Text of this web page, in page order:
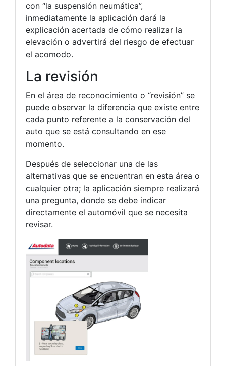
con “la suspensión neumática”,
inmediatamente la aplicación dará la
explicación acertada de cómo realizar la
elevación o advertirá del riesgo de efectuar
el acomodo.
La revisión
En el área de reconocimiento o “revisión” se
puede observar la diferencia que existe entre
cada punto referente a la conservación del
auto que se está consultando en ese
momento.
Después de seleccionar una de las
alternativas que se encuentran en esta área o
cualquier otra; la aplicación siempre realizará
una pregunta, donde se debe indicar
directamente el automóvil que se necesita
revisar.